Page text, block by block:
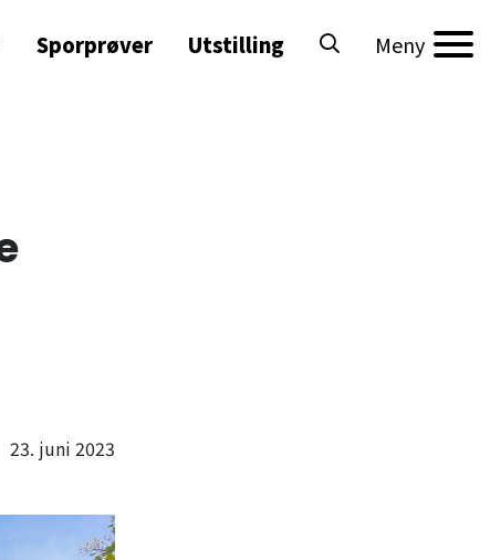
Sporprøver Utstilling Meny
23. juni 2023